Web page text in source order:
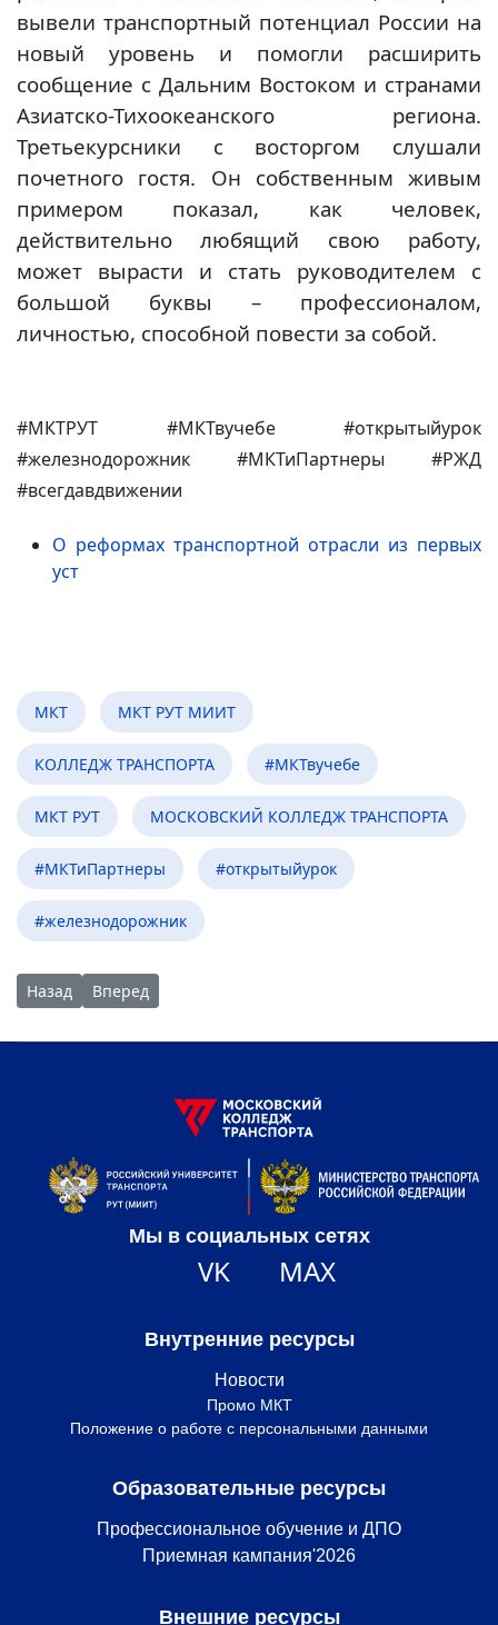
вывели транспортный потенциал России на
новый уровень и помогли расширить
сообщение с Дальним Востоком и странами
Азиатско-Тихоокеанского региона.
Третьекурсники с восторгом слушали
почетного гостя. Он собственным живым
примером показал, как человек,
действительно любящий свою работу,
может вырасти и стать руководителем с
большой буквы – профессионалом,
личностью, способной повести за собой.
#МКТРУТ #МКТвучебе #открытыйурок
#железнодорожник #МКТиПартнеры #РЖД
#всегдавдвижении
О реформах транспортной отрасли из первых
уст
МКТ МКТ РУТ МИИТ
КОЛЛЕДЖ ТРАНСПОРТА #МКТвучебе
МКТ РУТ МОСКОВСКИЙ КОЛЛЕДЖ ТРАНСПОРТА
#МКТиПартнеры #открытыйурок
#железнодорожник
Предыдущий: Студенты МКТ – призеры Всероссийского
Назад Следующий: Площадка знаний: пассажирские
Вперед
Мы в социальных сетях
VK MAX
Внутренние ресурсы
Новости
Промо МКТ
Положение о работе с персональными данными
Образовательные ресурсы
Профессиональное обучение и ДПО
Приемная кампания'2026
Внешние ресурсы